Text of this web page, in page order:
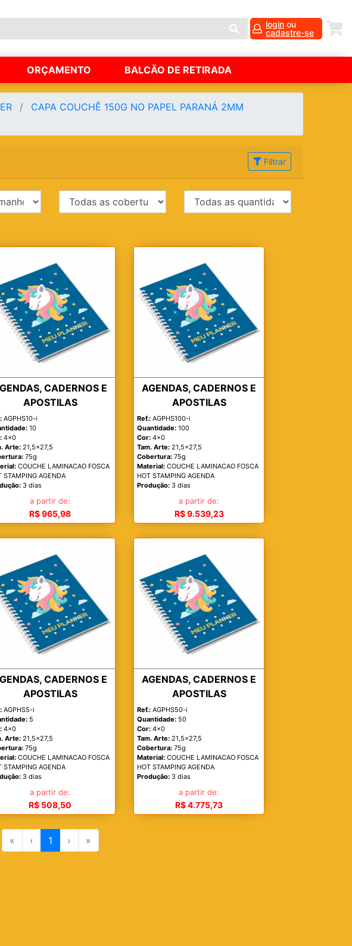
login ou
cadastre-se
ORÇAMENTO BALCÃO DE RETIRADA
CAPA COUCHÊ 150G NO PAPEL PARANÁ 2MM
Filtrar
CADERNOS E
APOSTILAS
AGPHS10-i
10
4x0
Arte: 21,5x27,5
75g
COUCHE LAMINACAO FOSCA
STAMPING AGENDA
3 dias
a partir de:
R$ 965,98
AGENDAS, CADERNOS E
APOSTILAS
Ref.: AGPHS100-i
Quantidade: 100
Cor: 4x0
Tam. Arte: 21,5x27,5
Cobertura: 75g
Material: COUCHE LAMINACAO FOSCA
HOT STAMPING AGENDA
Produção: 3 dias
a partir de:
R$ 9.539,23
CADERNOS E
APOSTILAS
AGPHS5-i
5
4x0
Arte: 21,5x27,5
75g
COUCHE LAMINACAO FOSCA
STAMPING AGENDA
3 dias
a partir de:
R$ 508,50
AGENDAS, CADERNOS E
APOSTILAS
Ref.: AGPHS50-i
Quantidade: 50
Cor: 4x0
Tam. Arte: 21,5x27,5
Cobertura: 75g
Material: COUCHE LAMINACAO FOSCA
HOT STAMPING AGENDA
Produção: 3 dias
a partir de:
R$ 4.775,73
« ‹ 1 › »